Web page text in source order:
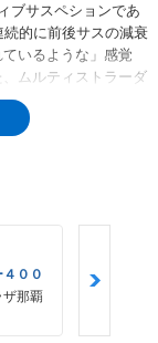
ブサスペションであ
的に前後サスの減衰
いるような」感覚
ムルティストラーダ
ダウンを可能とした
ルも標準搭載してい
クホイールとが用意
ストラーダV2Sは、
００
那覇